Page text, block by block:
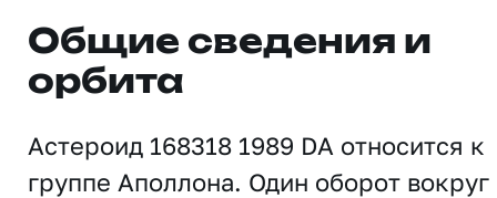
Общие сведения и
орбита
Астероид 168318 1989 DA относится к
группе Аполлона. Один оборот вокруг